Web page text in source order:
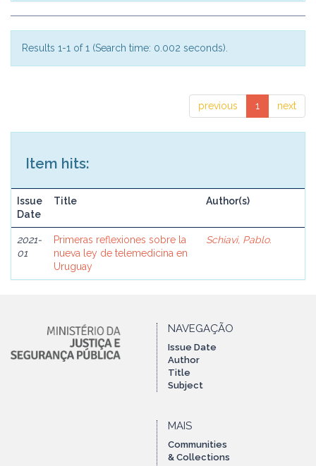
Results 1-1 of 1 (Search time: 0.002 seconds).
previous 1 next
Item hits:
Issue
Date
Title Author(s)
2021-
01
Primeras reflexiones sobre la
nueva ley de telemedicina en
Uruguay
Schiavi, Pablo.
NAVEGAÇÃO
Issue Date
Author
Title
Subject
MAIS
Communities
& Collections